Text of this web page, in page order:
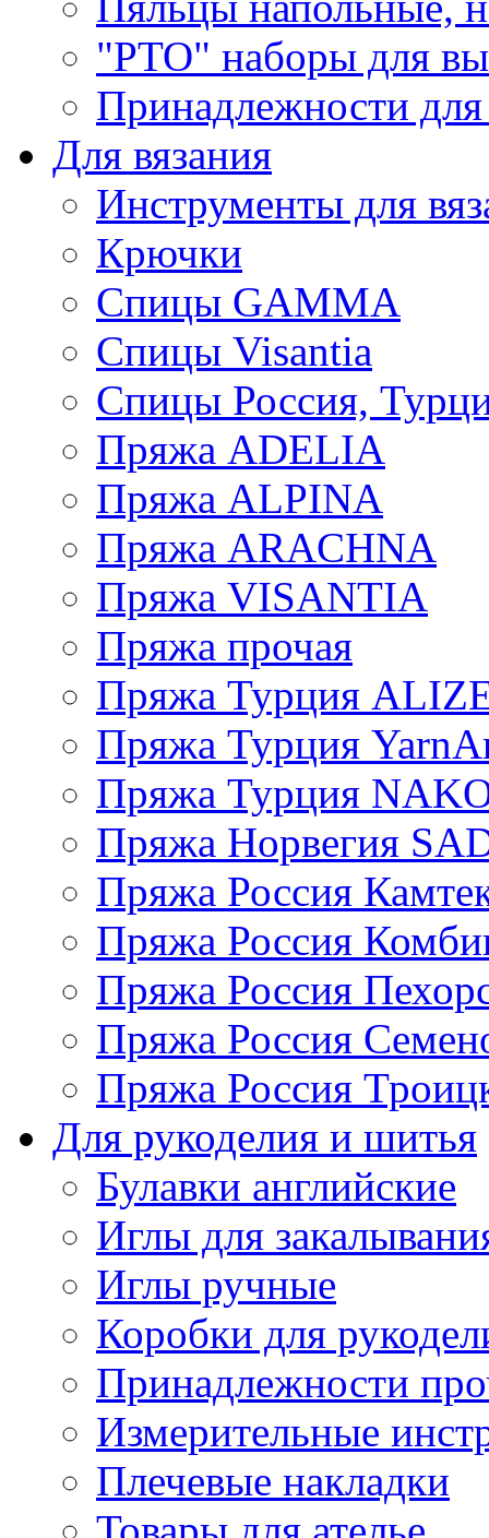
"РТО" наборы для
Принадлежности
Для вязания
Инструменты для
Крючки
Спицы GAMMA
Спицы Visantia
Спицы Россия,
Пряжа ADELIA
Пряжа ALPINA
Пряжа ARACHNA
Пряжа VISANTIA
Пряжа прочая
Пряжа Турция
Пряжа Турция
Пряжа Турция
Пряжа Норвегия
Пряжа Россия
Пряжа Россия
Пряжа Россия
Пряжа Россия
Пряжа Россия
Для рукоделия и шитья
Булавки английские
Иглы для
Иглы ручные
Коробки для
Принадлежности
Измерительные
Плечевые накладки